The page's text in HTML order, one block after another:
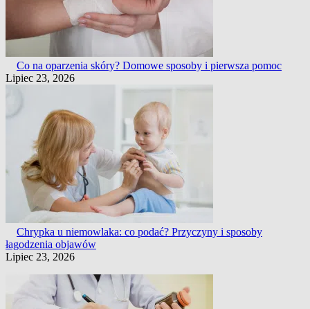
Co na oparzenia skóry? Domowe sposoby i pierwsza pomoc
Lipiec 23, 2026
Chrypka u niemowlaka: co podać? Przyczyny i sposoby
łagodzenia objawów
Lipiec 23, 2026